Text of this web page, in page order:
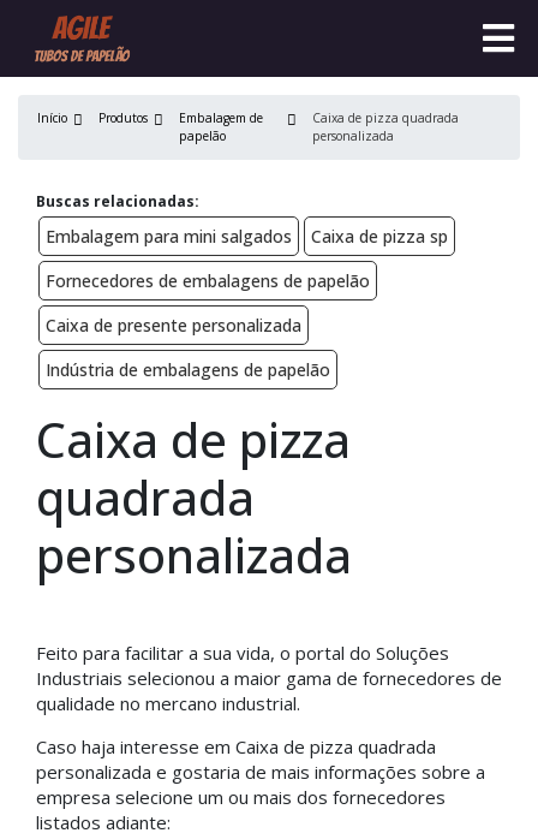
Início Produtos
Embalagem de
papelão
Caixa de pizza quadrada
personalizada
Buscas relacionadas:
Embalagem para mini salgados
Caixa de pizza sp
Fornecedores de embalagens de papelão
Caixa de presente personalizada
Indústria de embalagens de papelão
Caixa de pizza
quadrada
personalizada
Feito para facilitar a sua vida, o portal do Soluções
Industriais selecionou a maior gama de fornecedores de
qualidade no mercano industrial.
Caso haja interesse em Caixa de pizza quadrada
personalizada e gostaria de mais informações sobre a
empresa selecione um ou mais dos fornecedores
listados adiante: